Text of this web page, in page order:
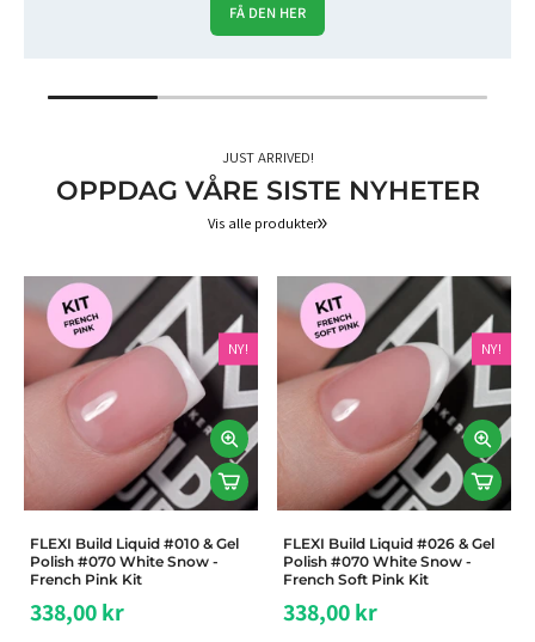
FÅ DEN HER
JUST ARRIVED!
OPPDAG VÅRE SISTE NYHETER
Vis alle produkter
NY!
FLEXI Build Liquid #010 & Gel
Polish #070 White Snow -
French Pink Kit
338,00 kr
NY!
FLEXI Build Liquid #026 & Gel
Polish #070 White Snow -
French Soft Pink Kit
338,00 kr